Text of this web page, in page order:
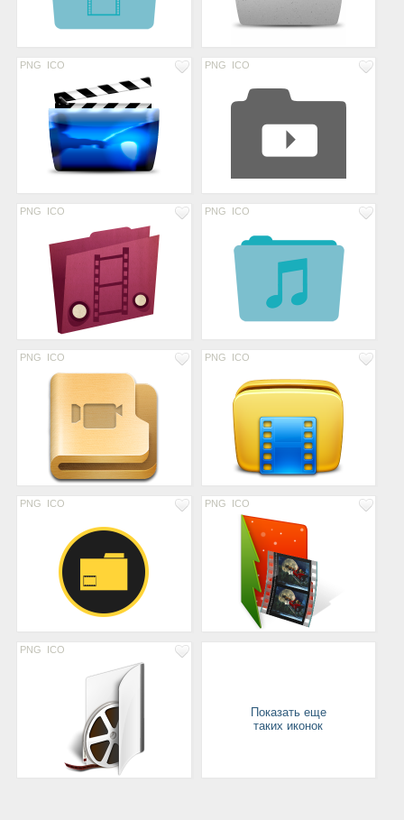
PNG ICO PNG ICO
PNG ICO PNG ICO
PNG ICO PNG ICO
PNG ICO PNG ICO
PNG ICO
Показать еще
таких иконок